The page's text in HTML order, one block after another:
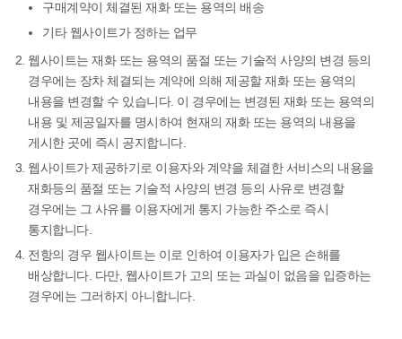
구매계약이 체결된 재화 또는 용역의 배송
기타 웹사이트가 정하는 업무
웹사이트는 재화 또는 용역의 품절 또는 기술적 사양의 변경 등의
경우에는 장차 체결되는 계약에 의해 제공할 재화 또는 용역의
내용을 변경할 수 있습니다. 이 경우에는 변경된 재화 또는 용역의
내용 및 제공일자를 명시하여 현재의 재화 또는 용역의 내용을
게시한 곳에 즉시 공지합니다.
웹사이트가 제공하기로 이용자와 계약을 체결한 서비스의 내용을
재화등의 품절 또는 기술적 사양의 변경 등의 사유로 변경할
경우에는 그 사유를 이용자에게 통지 가능한 주소로 즉시
통지합니다.
전항의 경우 웹사이트는 이로 인하여 이용자가 입은 손해를
배상합니다. 다만, 웹사이트가 고의 또는 과실이 없음을 입증하는
경우에는 그러하지 아니합니다.